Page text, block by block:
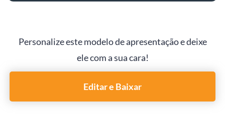
Personalize este modelo de apresentação e deixe
ele com a sua cara!
Editar e Baixar